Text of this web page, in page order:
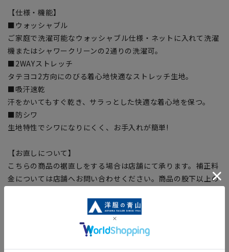
【仕様・機能】
■ウォッシャブル
ご家庭で洗濯可能なウォッシャブル仕様・ネットに入れて洗濯
機またはシャワークリーンの2通りの洗濯可。
■2WAYストレッチ
タテヨコ2方向にのびる着心地快適なストレッチ生地。
■吸汗速乾
汗をかいてもすぐ乾き、サラっとした快適な着心地を保つ。
■防シワ
生地特性でシワになりにくく、お手入れが簡単!
【お直しについて】
こちらの商品の裾直しをする場合は店舗にて承ります。補正料
金については店舗へお問い合わせください。商品の股下以上の
[SS]ウエスト:66cm ヒップ:89cm 股上:23.8cm 股下:69.5cm